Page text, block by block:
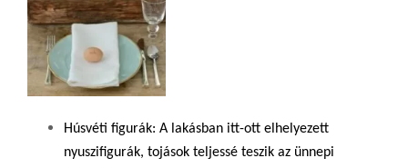
Húsvéti figurák: A lakásban itt-ott elhelyezett
nyuszifigurák, tojások teljessé teszik az ünnepi